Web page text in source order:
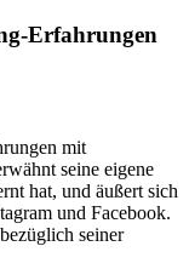
Erfahrungen
mit
seine eigene
hat, und äußert sich
und Facebook.
seiner